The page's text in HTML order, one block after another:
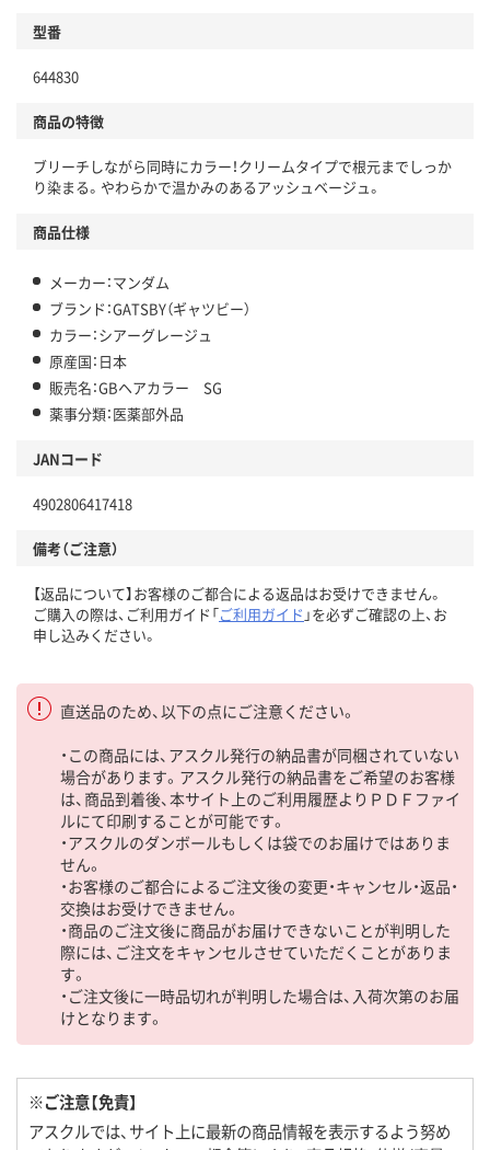
型番
644830
商品の特徴
ブリーチしながら同時にカラー！クリームタイプで根元までしっか
り染まる。やわらかで温かみのあるアッシュベージュ。
商品仕様
メーカー：マンダム
ブランド：GATSBY（ギャツビー）
カラー：シアーグレージュ
原産国：日本
販売名：GBヘアカラー SG
薬事分類：医薬部外品
JANコード
4902806417418
備考（ご注意）
【返品について】お客様のご都合による返品はお受けできません。
ご購入の際は、ご利用ガイド「ご利用ガイド 」を必ずご確認の上、お
申し込みください。
直送品のため、以下の点にご注意ください。
・この商品には、アスクル発行の納品書が同梱されていない
場合があります。アスクル発行の納品書をご希望のお客様
は、商品到着後、本サイト上のご利用履歴よりＰＤＦファイ
ルにて印刷することが可能です。
・アスクルのダンボールもしくは袋でのお届けではありま
せん。
・お客様のご都合によるご注文後の変更・キャンセル・返品・
交換はお受けできません。
・商品のご注文後に商品がお届けできないことが判明した
際には、ご注文をキャンセルさせていただくことがありま
す。
・ご注文後に一時品切れが判明した場合は、入荷次第のお届
けとなります。
※ご注意【免責】
アスクルでは、サイト上に最新の商品情報を表示するよう努め